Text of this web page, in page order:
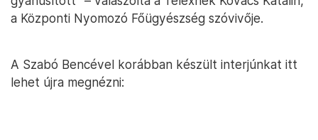
a Központi Nyomozó Főügyészség szóvivője.
A Szabó Bencével korábban készült interjúnkat itt
lehet újra megnézni: